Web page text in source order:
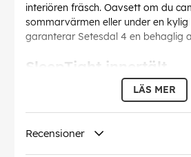
interiören fräsch. Oavsett om du
sommarvärmen eller under en
garanterar Setesdal 4 en behaglig
SleepTight innertält
Njut av en vilsam natts sömn med
innertältet, som är utformat för att
funktionen är perfekt för dig som
eller ta en tupplur efter en dag full
LÄS MER
Recensioner